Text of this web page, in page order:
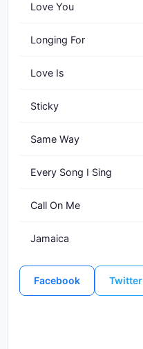
Love You
Longing For
Love Is
Sticky
Same Way
Every Song I Sing
Call On Me
Jamaica
Facebook Twitter